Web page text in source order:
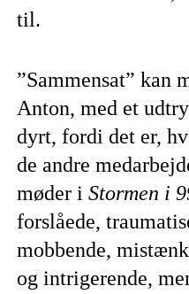
til.
”Sammensat” kan
Anton, med et
dyrt, fordi det er,
de andre
møder iStormen i
forslåede,
mobbende,
og intrigerende,